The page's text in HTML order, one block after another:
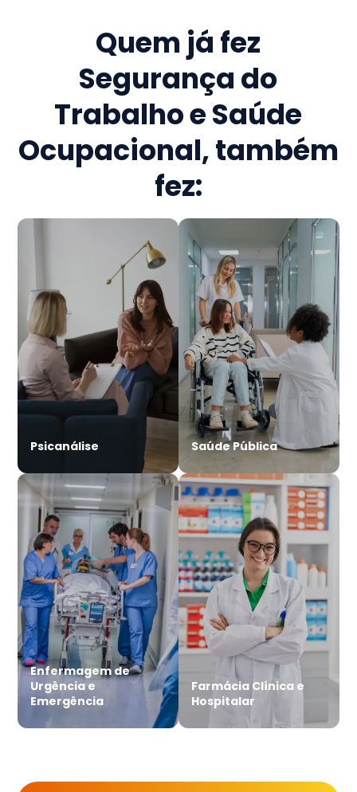
Quem já fez
Segurança do
Trabalho e Saúde
Ocupacional, também
fez:
Psicanálise Saúde Pública
Enfermagem de
Urgência e
Emergência
Farmácia Clínica e
Hospitalar